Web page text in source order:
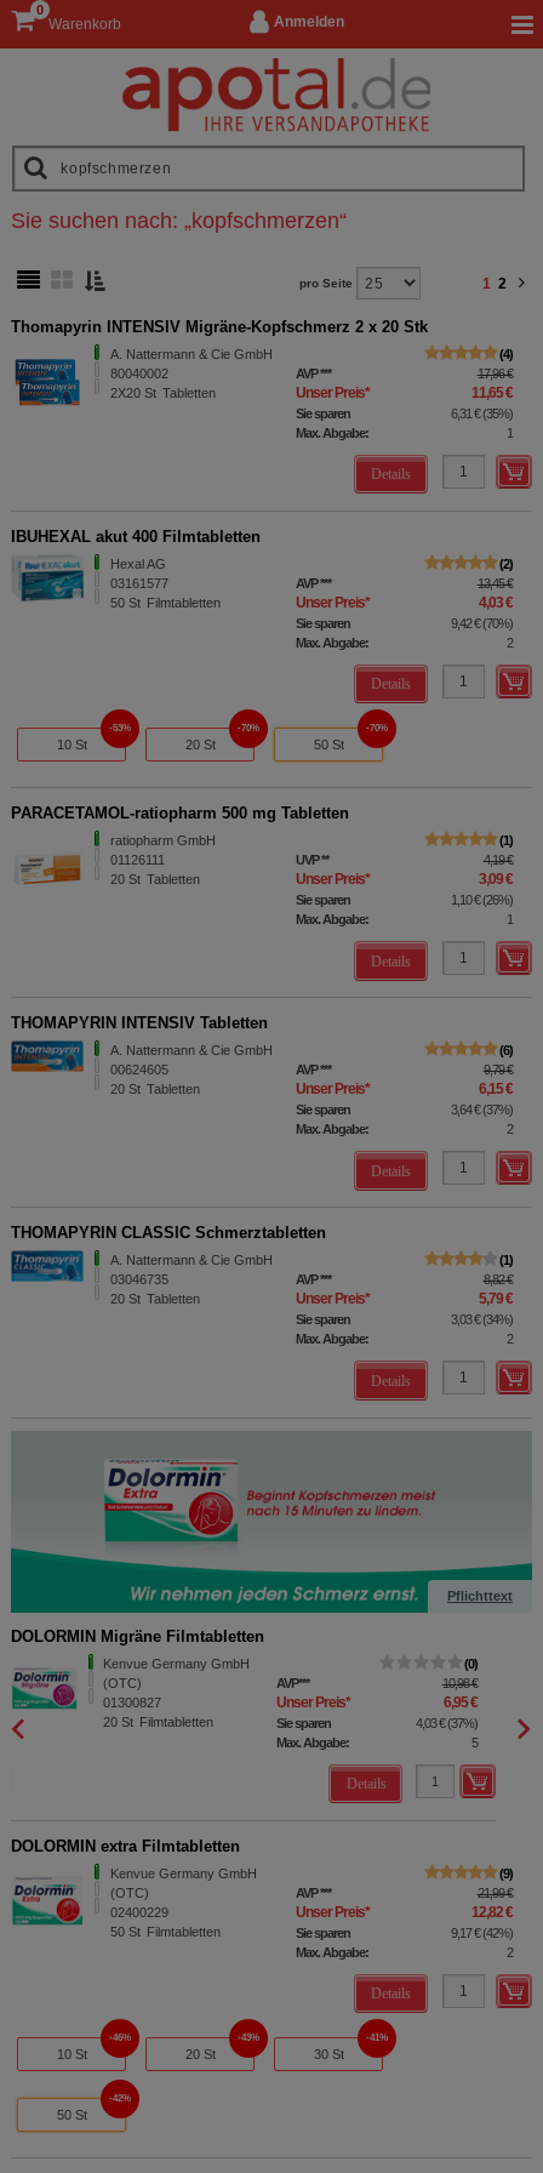
Anmelden
Warenkorb
0
Sie suchen nach: „kopfschmerzen“
pro Seite 1 2
Thomapyrin INTENSIV Migräne-Kopfschmerz 2 x 20 Stk
A. Nattermann & Cie GmbH
80040002
2X20 St Tabletten
4
AVP*** 17,96 €
Unser Preis* 11,65 €
Sie sparen 6,31 €(35%)
Max. Abgabe:
1
Details
IBUHEXAL akut 400 Filmtabletten
Hexal AG
03161577
50 St Filmtabletten
2
AVP*** 13,45 €
Unser Preis* 4,03 €
Sie sparen 9,42 €(70%)
Max. Abgabe:
2
Details
10 St
53%
20 St
70%
50 St
70%
PARACETAMOL-ratiopharm 500 mg Tabletten
ratiopharm GmbH
01126111
20 St Tabletten
1
UVP** 4,19 €
Unser Preis* 3,09 €
Sie sparen 1,10 €(26%)
Max. Abgabe:
1
Details
THOMAPYRIN INTENSIV Tabletten
A. Nattermann & Cie GmbH
00624605
20 St Tabletten
6
AVP*** 9,79 €
Unser Preis* 6,15 €
Sie sparen 3,64 €(37%)
Max. Abgabe:
2
Details
THOMAPYRIN CLASSIC Schmerztabletten
A. Nattermann & Cie GmbH
03046735
20 St Tabletten
1
AVP*** 8,82 €
Unser Preis* 5,79 €
Sie sparen 3,03 €(34%)
Max. Abgabe:
2
Details
Pflichttext
DOLORMIN Migräne Filmtabletten
Kenvue Germany GmbH
(OTC)
01300827
20 St Filmtabletten
0
AVP*** 10,98 €
Unser Preis* 6,95 €
Sie sparen 4,03 € (37%)
Max. Abgabe:
5
Details
DOLORMIN extra Filmtabletten
Kenvue Germany GmbH
(OTC)
02400229
50 St Filmtabletten
9
AVP*** 21,99 €
Unser Preis* 12,82 €
Sie sparen 9,17 €(42%)
Max. Abgabe:
2
Details
10 St
46%
20 St
43%
30 St
41%
50 St
42%